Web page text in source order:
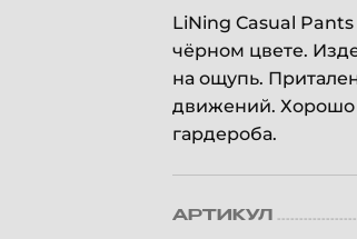
LiNing Casual
чёрном цвете.
на ощупь.
движений. Хорошо
гардероба.
АРТИКУЛ